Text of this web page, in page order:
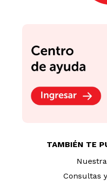
TAMBIÉN TE
Consultas